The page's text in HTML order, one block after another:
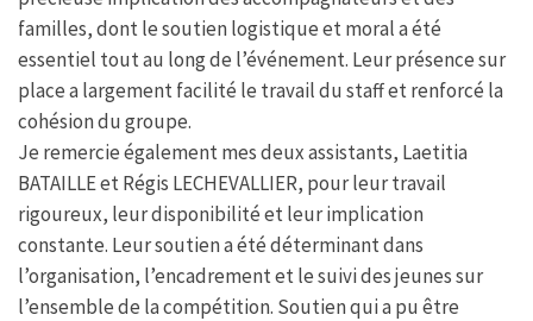
familles, dont le soutien logistique et moral a été
essentiel tout au long de l’événement. Leur présence sur
place a largement facilité le travail du staff et renforcé la
cohésion du groupe.
Je remercie également mes deux assistants, Laetitia
BATAILLE et Régis LECHEVALLIER, pour leur travail
rigoureux, leur disponibilité et leur implication
constante. Leur soutien a été déterminant dans
l’organisation, l’encadrement et le suivi des jeunes sur
l’ensemble de la compétition. Soutien qui a pu être